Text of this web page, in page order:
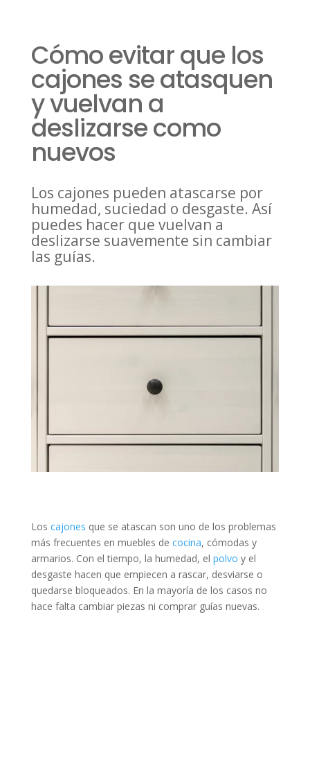
Cómo evitar que los
cajones se atasquen
y vuelvan a
deslizarse como
nuevos
Los cajones pueden atascarse por
humedad, suciedad o desgaste. Así
puedes hacer que vuelvan a
deslizarse suavemente sin cambiar
las guías.
Los cajones que se atascan son uno de los problemas
más frecuentes en muebles de cocina, cómodas y
armarios. Con el tiempo, la humedad, el polvo y el
desgaste hacen que empiecen a rascar, desviarse o
quedarse bloqueados. En la mayoría de los casos no
hace falta cambiar piezas ni comprar guías nuevas.